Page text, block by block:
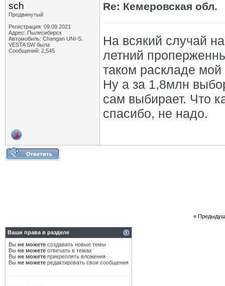
sch
Продвинутый
Регистрация: 09.09.2021
Адрес: Пылесибирск
Автомобиль: Changan UNI-S.
VESTA SW была
Сообщений: 2,545
Re: Кемеровская обл.
На всякий случай
летний
таком раскладе
Ну а за 1,8млн
сам выбирает. Что
спасибо, не надо.
«
Ваши права в разделе
Вы не можете создавать новые темы
Вы не можете отвечать в темах
Вы не можете прикреплять вложения
Вы не можете редактировать свои сообщения